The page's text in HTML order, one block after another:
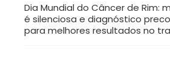
Dia Mundial do Câncer de Rim:
é silenciosa e diagnóstico
para melhores resultados no